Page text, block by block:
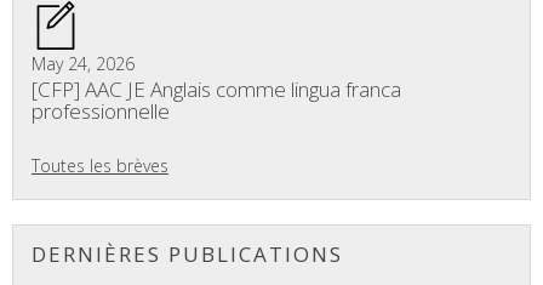
May 24, 2026
[CFP] AAC JE Anglais comme lingua franca
professionnelle
Toutes les brèves
DERNIÈRES PUBLICATIONS